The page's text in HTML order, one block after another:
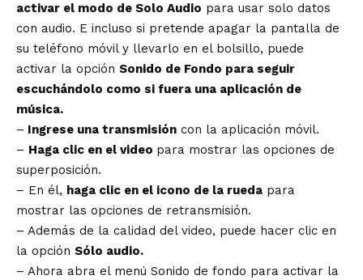
activar el modo de Solo Audio para usar solo datos
con audio. E incluso si pretende apagar la pantalla de
su teléfono móvil y llevarlo en el bolsillo, puede
activar la opción Sonido de Fondo para seguir
escuchándolo como si fuera una aplicación de
música.
– Ingrese una transmisión con la aplicación móvil.
– Haga clic en el video para mostrar las opciones de
superposición.
– En él, haga clic en el icono de la rueda para
mostrar las opciones de retransmisión.
– Además de la calidad del video, puede hacer clic en
la opción Sólo audio.
– Ahora abra el menú Sonido de fondo para activar la